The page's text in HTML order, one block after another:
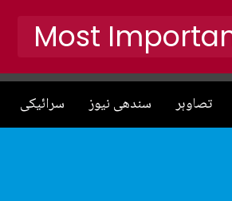
سرائیکی سندھی نیوز تصاوہر
Most